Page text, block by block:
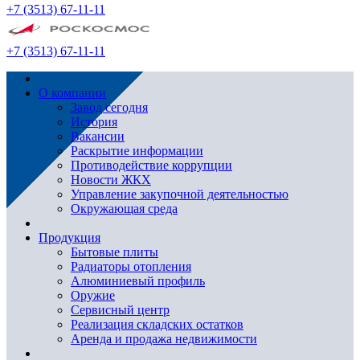
+7 (3513) 67-11-11
+7 (3513) 67-11-11
О компании
Завод сегодня
История
Вакансии
Раскрытие информации
Противодействие коррупции
Новости ЖКХ
Управление закупочной деятельностью
Окружающая среда
Продукция
Бытовые плиты
Радиаторы отопления
Алюминиевый профиль
Оружие
Сервисный центр
Реализация складских остатков
Аренда и продажа недвижимости